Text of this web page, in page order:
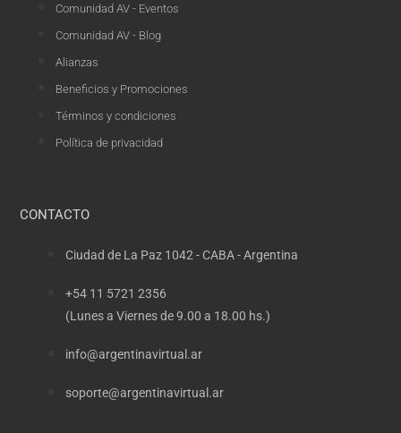
Comunidad AV - Eventos
Comunidad AV - Blog
Alianzas
Beneficios y Promociones
Términos y condiciones
Política de privacidad
CONTACTO
Ciudad de La Paz 1042 - CABA - Argentina
+54 11 5721 2356
(Lunes a Viernes de 9.00 a 18.00 hs.)
info@argentinavirtual.ar
soporte@argentinavirtual.ar